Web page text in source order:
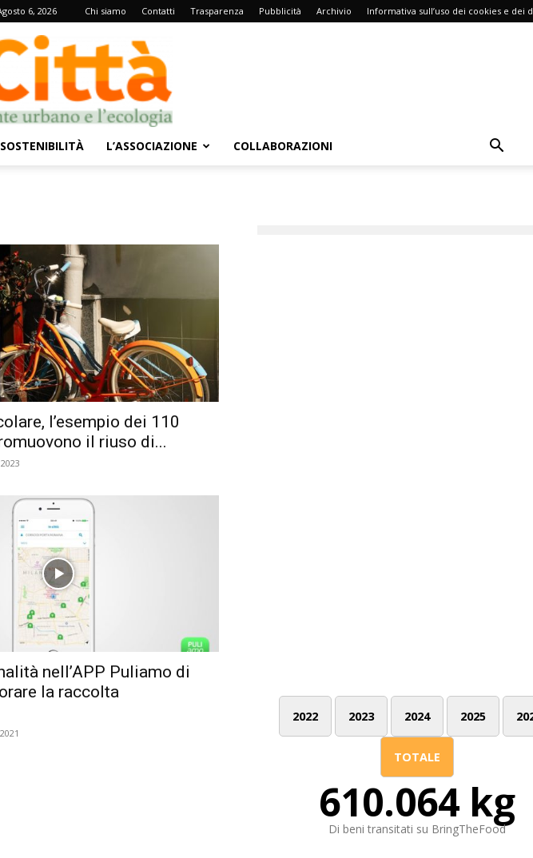
6, 2026 Chi siamo Contatti Trasparenza Pubblicità Archivio Informativa sull’uso dei cookies e dei
Città
SOSTENIBILITÀ L’ASSOCIAZIONE COLLABORAZIONI
l’esempio dei 110
il riuso di...
nell’APP Puliamo di
la raccolta
2022 2023 2024 2025
TOTALE
610.064 kg
Di beni transitati su BringTheFood